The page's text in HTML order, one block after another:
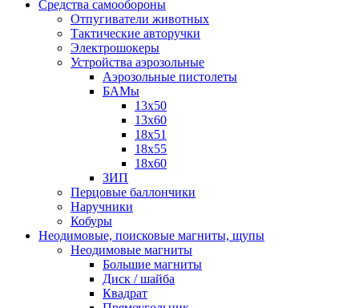
Средства самообороны
Отпугиватели животных
Тактические авторучки
Электрошокеры
Устройства аэрозольные
Аэрозольные пистолеты
БАМы
13х50
13х60
18х51
18х55
18х60
ЗИП
Перцовые баллончики
Наручники
Кобуры
Неодимовые, поисковые магниты, щупы
Неодимовые магниты
Большие магниты
Диск / шайба
Квадрат